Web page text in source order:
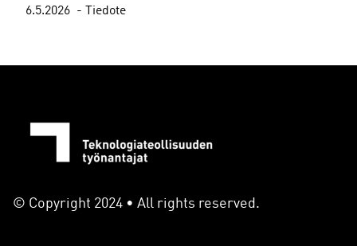
6.5.2026 Tiedote
© Copyright 2024 • All rights reserved.